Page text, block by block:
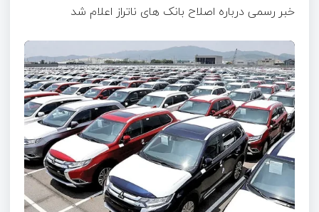
خبر رسمی درباره اصلاح بانک های ناتراز اعلام شد